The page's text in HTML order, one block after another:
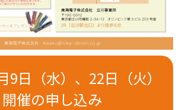
9日（水）、22日（火）
開催の申し込み